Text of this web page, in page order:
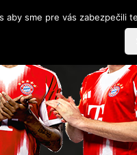
aby sme pre vás zabezpečili